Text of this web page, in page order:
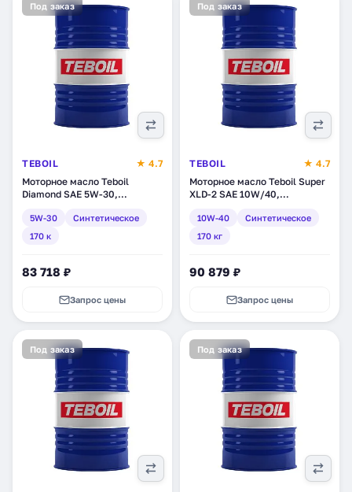
Под заказ
TEBOIL
★ 4.7
Моторное масло Teboil
Diamond SAE 5W-30,
5W-30
Синтетическое
170 к
83 718 ₽
Запрос цены
Под заказ
TEBOIL
★ 4.7
Моторное масло Teboil Super
XLD-2 SAE 10W/40,
304)
10W-40
Синтетическое
170 кг
90 879 ₽
Запрос цены
Под заказ Под заказ